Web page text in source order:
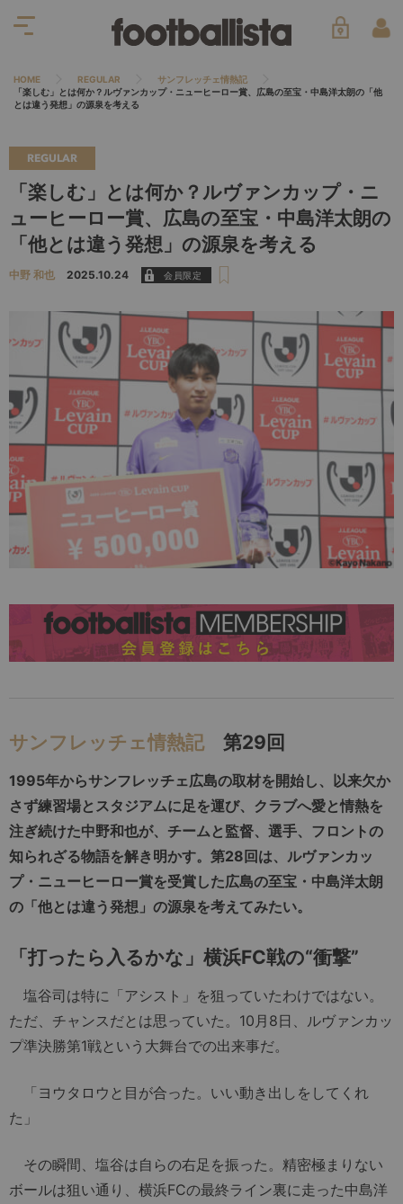
HOME REGULAR
サンフレッチェ情熱記
「楽しむ」とは何か？ルヴァンカップ・ニューヒーロー賞、広島の至宝・中島洋太朗の「他
とは違う発想」の源泉を考える
REGULAR
「楽しむ」とは何か？ルヴァンカップ・ニ
ューヒーロー賞、広島の至宝・中島洋太朗の
「他とは違う発想」の源泉を考える
中野 和也 2025.10.24
サンフレッチェ情熱記第29回
1995年からサンフレッチェ広島の取材を開始し、以来欠か
さず練習場とスタジアムに足を運び、クラブへ愛と情熱を
注ぎ続けた中野和也が、チームと監督、選手、フロントの
知られざる物語を解き明かす。第28回は、ルヴァンカッ
プ・ニューヒーロー賞を受賞した広島の至宝・中島洋太朗
の「他とは違う発想」の源泉を考えてみたい。
「打ったら入るかな」横浜FC戦の“衝撃”
塩谷司は特に「アシスト」を狙っていたわけではない。
ただ、チャンスだとは思っていた。10月8日、ルヴァンカッ
プ準決勝第1戦という大舞台での出来事だ。
「ヨウタロウと目が合った。いい動き出しをしてくれ
た」
その瞬間、塩谷は自らの右足を振った。精密極まりない
ボールは狙い通り、横浜FCの最終ライン裏に走った中島洋